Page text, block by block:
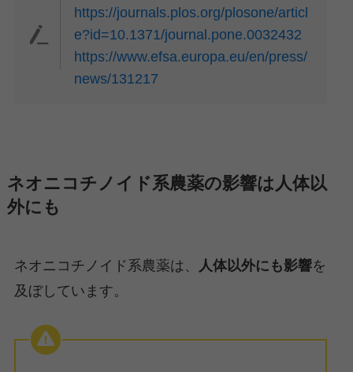
https://journals.plos.org/plosone/articl
e?id=10.1371/journal.pone.0032432
https://www.efsa.europa.eu/en/press/
news/131217
ネオニコチノイド系農薬の影響は人体以
外にも
ネオニコチノイド系農薬は、 人体以外にも影響を
及ぼしています。